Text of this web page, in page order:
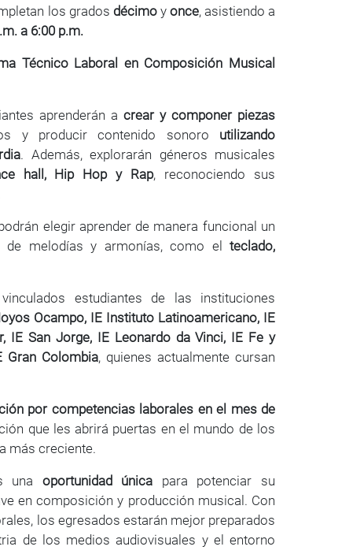
los grados décimoyonce, asistiendo a
a 6:00 p.m.
Técnico Laboral en Composición Musical
aprenderán a crear y componer piezas
y producir contenido sonoro utilizando
. Además, explorarán géneros musicales
hall, Hip Hop y Rap, reconociendo sus
elegir aprender de manera funcional un
melodías y armonías, como el
teclado,
estudiantes de las instituciones
Ocampo, IE Instituto Latinoamericano, IE
IE San Jorge, IE Leonardo da Vinci, IE Fe y
Gran Colombia, quienes actualmente cursan
por competencias laborales en el mes de
que les abrirá puertas en el mundo de los
más creciente.
una oportunidad única para potenciar su
en composición y producción musical. Con
los egresados estarán mejor preparados
de los medios audiovisuales y el entorno